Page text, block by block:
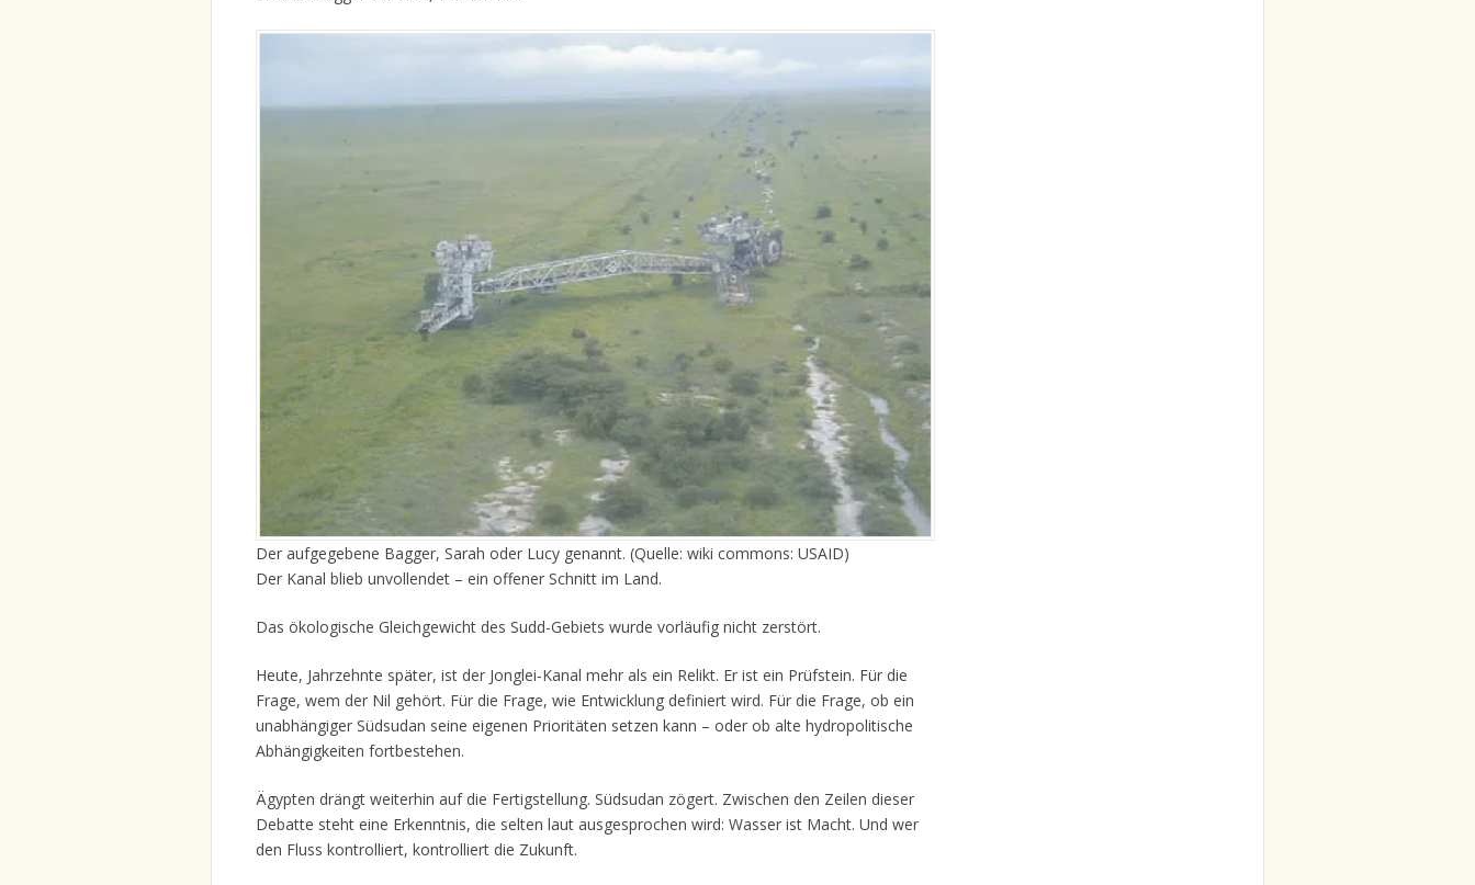
Der aufgegebene Bagger, Sarah oder Lucy genannt. (Quelle: wiki commons: USAID)
Der Kanal blieb unvollendet – ein offener Schnitt im Land.
Das ökologische Gleichgewicht des Sudd-Gebiets wurde vorläufig nicht zerstört.
Heute, Jahrzehnte später, ist der Jonglei‑Kanal mehr als ein Relikt. Er ist ein Prüfstein. Für die
Frage, wem der Nil gehört. Für die Frage, wie Entwicklung definiert wird. Für die Frage, ob ein
unabhängiger Südsudan seine eigenen Prioritäten setzen kann – oder ob alte hydropolitische
Abhängigkeiten fortbestehen.
Ägypten drängt weiterhin auf die Fertigstellung. Südsudan zögert. Zwischen den Zeilen dieser
Debatte steht eine Erkenntnis, die selten laut ausgesprochen wird: Wasser ist Macht. Und wer
den Fluss kontrolliert, kontrolliert die Zukunft.